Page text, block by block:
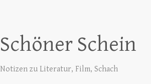
Schöner Schein
Notizen zu Literatur, Film, Schach